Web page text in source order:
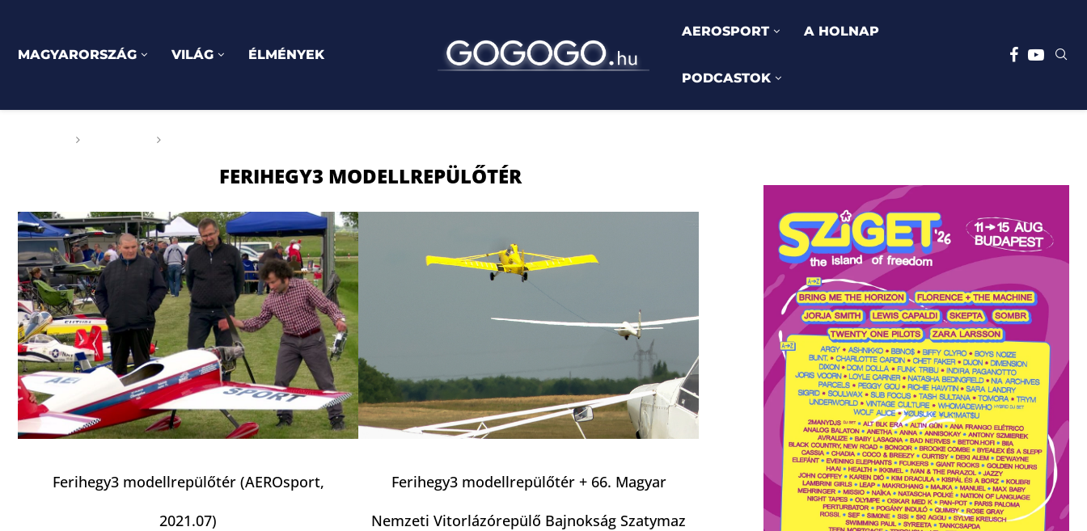
MAGYARORSZÁG VILÁG ÉLMÉNYEK
AEROSPORT A HOLNAP
PODCASTOK
FERIHEGY3 MODELLREPÜLŐTÉR
Ferihegy3 modellrepülőtér (AEROsport,
2021.07)
Ferihegy3 modellrepülőtér + 66. Magyar
Nemzeti Vitorlázórepülő Bajnokság Szatymaz